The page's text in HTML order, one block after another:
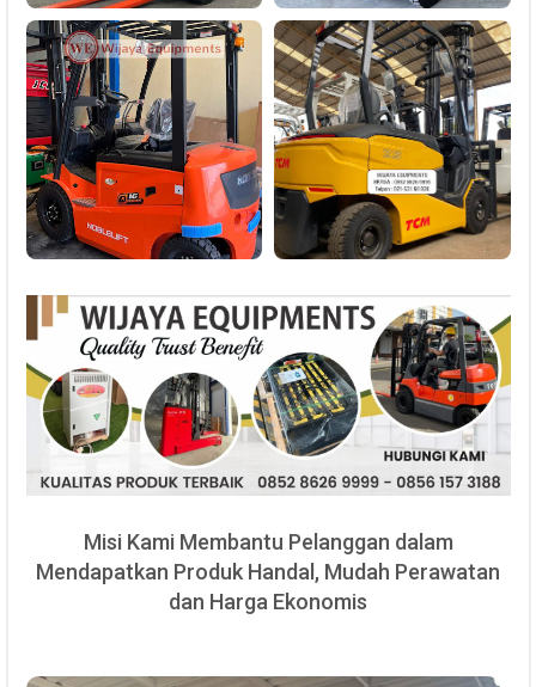
Misi Kami Membantu Pelanggan dalam
Mendapatkan Produk Handal, Mudah Perawatan
dan Harga Ekonomis